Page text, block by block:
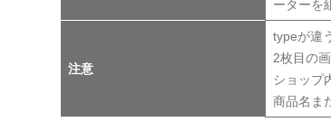
ーターを
注意
typeが違
2枚目の
ショップ
商品名ま